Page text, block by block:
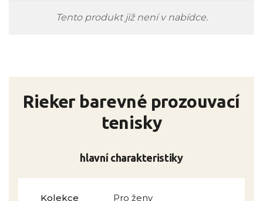
Tento produkt již není v nabídce.
Rieker barevné prozouvací
tenisky
hlavní charakteristiky
Kolekce
Pro ženy